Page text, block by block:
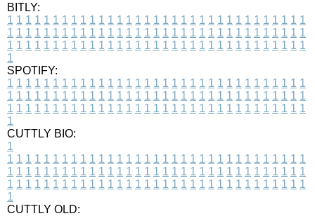
BITLY:
1 1 1 1 1 1 1 1 1 1 1 1 1 1 1 1 1 1 1 1 1 1 1 1 1 1 1 1 1 1 1 1 1
1 1 1 1 1 1 1 1 1 1 1 1 1 1 1 1 1 1 1 1 1 1 1 1 1 1 1 1 1 1 1 1 1
1 1 1 1 1 1 1 1 1 1 1 1 1 1 1 1 1 1 1 1 1 1 1 1 1 1 1 1 1 1 1 1 1
1
SPOTIFY:
1 1 1 1 1 1 1 1 1 1 1 1 1 1 1 1 1 1 1 1 1 1 1 1 1 1 1 1 1 1 1 1 1
1 1 1 1 1 1 1 1 1 1 1 1 1 1 1 1 1 1 1 1 1 1 1 1 1 1 1 1 1 1 1 1 1
1 1 1 1 1 1 1 1 1 1 1 1 1 1 1 1 1 1 1 1 1 1 1 1 1 1 1 1 1 1 1 1 1
1
CUTTLY BIO:
1
1 1 1 1 1 1 1 1 1 1 1 1 1 1 1 1 1 1 1 1 1 1 1 1 1 1 1 1 1 1 1 1 1
1 1 1 1 1 1 1 1 1 1 1 1 1 1 1 1 1 1 1 1 1 1 1 1 1 1 1 1 1 1 1 1 1
1 1 1 1 1 1 1 1 1 1 1 1 1 1 1 1 1 1 1 1 1 1 1 1 1 1 1 1 1 1 1 1 1
1
CUTTLY OLD: